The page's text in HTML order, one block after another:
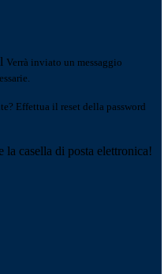
Verrà inviato un messaggio
Effettua il reset della password
casella di posta elettronica!